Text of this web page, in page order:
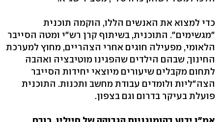
כדי למצוא את האנשים הללו, הוקמה תוכנית
"מגשימים‭."‬ התוכנית, בשיתוף קרן רש"י ומטה הסייבר
הלאומי, מפעילה חוגים אחרי הצהריים, מחוץ למערכת
החינוך, שבהם הילדים שהפגינו מוטיבציה ואהבה
לתחום מקבלים שיעורים מיוצאי יחידות הסייבר
הצה"ליות ולומדים עבודת מחשב ותכנות. התוכנית
פועלת בעיקר בדרום וגם בצפון.